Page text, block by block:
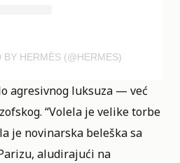
BY HERMÈS (@HERMES)
agresivnog luksuza — već
“Volela je velike torbe
je novinarska beleška sa
aludirajući na